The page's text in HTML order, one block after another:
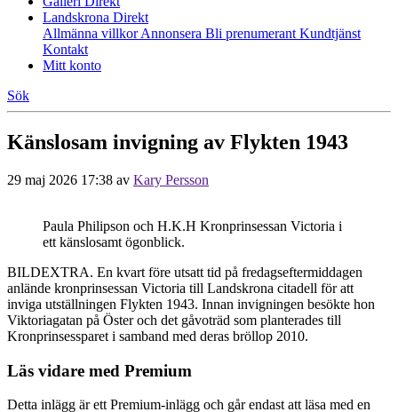
Landskrona Direkt
Allmänna villkorAnnonsera Bli prenumerant Kundtjänst
Kontakt
Mitt konto
Sök
Känslosam invigning av Flykten 1943
29 maj 2026 17:38 av Kary Persson
Paula Philipson och H.K.H Kronprinsessan Victoria i
ett känslosamt ögonblick.
BILDEXTRA. En kvart före utsatt tid på fredagseftermiddagen
anlände kronprinsessan Victoria till Landskrona citadell för att
inviga utställningen Flykten 1943. Innan invigningen besökte hon
Viktoriagatan på Öster och det gåvoträd som planterades till
Kronprinsessparet i samband med deras bröllop 2010.
Läs vidare med Premium
Detta inlägg är ett Premium-inlägg och går endast att läsa med en